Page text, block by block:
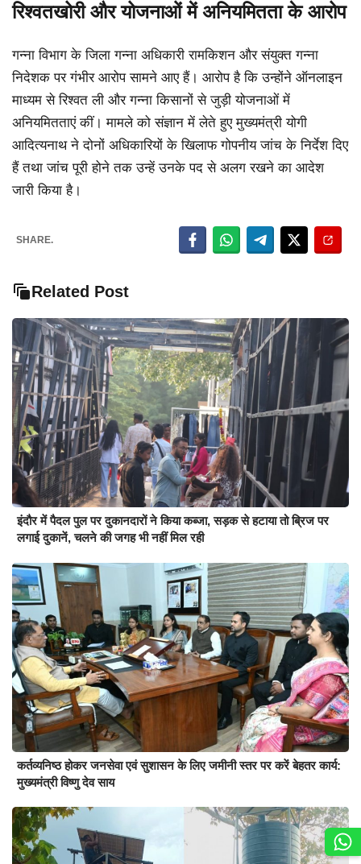
रिश्वतखोरी और योजनाओं में अनियमितता के आरोप
गन्ना विभाग के जिला गन्ना अधिकारी रामकिशन और संयुक्त गन्ना
निदेशक पर गंभीर आरोप सामने आए हैं। आरोप है कि उन्होंने ऑनलाइन
माध्यम से रिश्वत ली और गन्ना किसानों से जुड़ी योजनाओं में
अनियमितताएं कीं। मामले को संज्ञान में लेते हुए मुख्यमंत्री योगी
आदित्यनाथ ने दोनों अधिकारियों के खिलाफ गोपनीय जांच के निर्देश दिए
हैं तथा जांच पूरी होने तक उन्हें उनके पद से अलग रखने का आदेश
जारी किया है।
SHARE.
Related Post
इंदौर में पैदल पुल पर दुकानदारों ने किया कब्जा, सड़क से हटाया तो ब्रिज पर
लगाई दुकानें, चलने की जगह भी नहीं मिल रही
कर्तव्यनिष्ठ होकर जनसेवा एवं सुशासन के लिए जमीनी स्तर पर करें बेहतर कार्य:
मुख्यमंत्री विष्णु देव साय